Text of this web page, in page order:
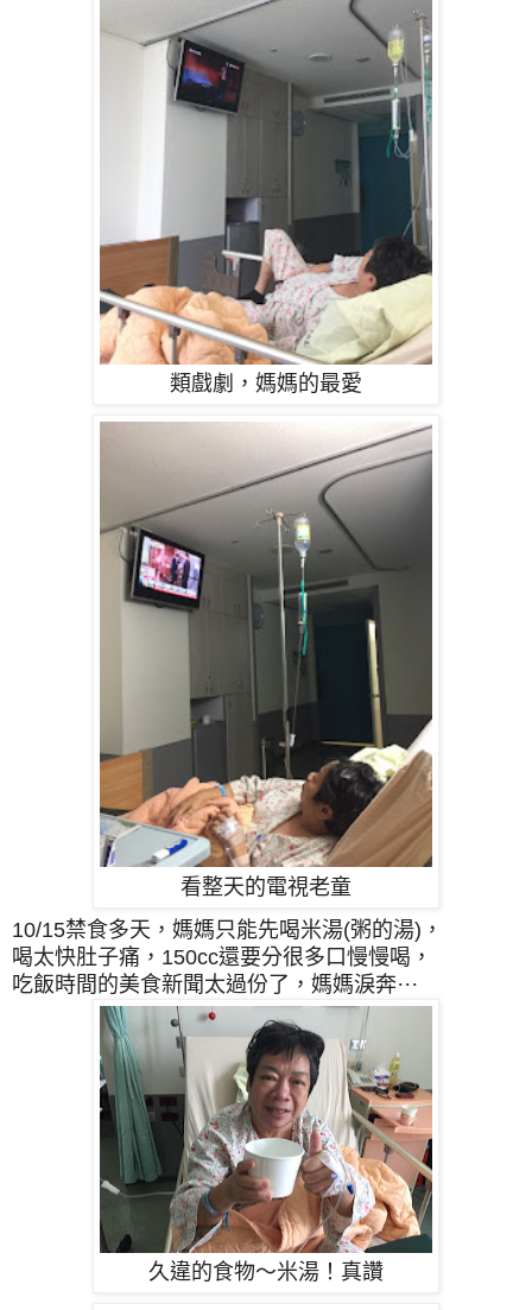
類戲劇，媽媽的最愛
看整天的電視老童
10/15禁食多天，媽媽只能先喝米湯(粥的湯)，
喝太快肚子痛，150cc還要分很多口慢慢喝，
吃飯時間的美食新聞太過份了，媽媽淚奔⋯
久違的食物～米湯！真讚